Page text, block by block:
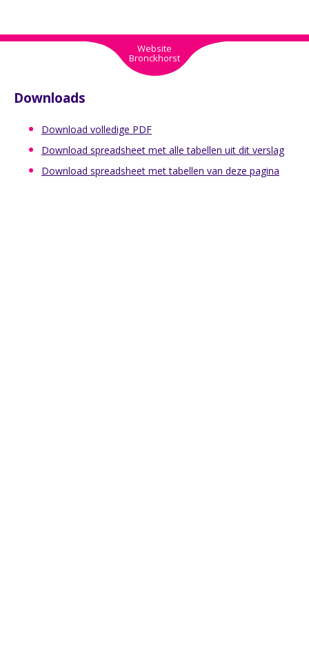
Website
Bronckhorst
Downloads
Download volledige PDF
Download spreadsheet met alle tabellen uit dit verslag
Download spreadsheet met tabellen van deze pagina